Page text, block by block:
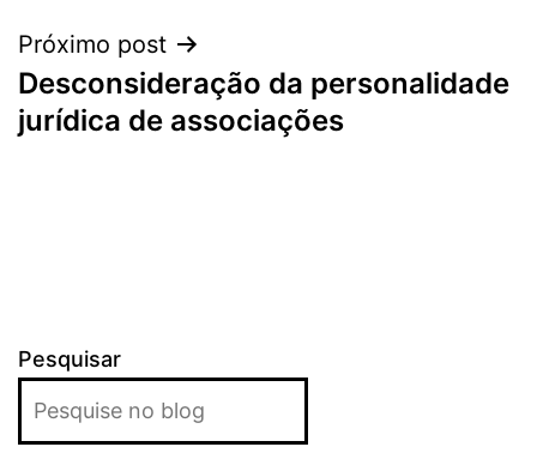
Próximo post
Desconsideração da personalidade
jurídica de associações
Pesquisar